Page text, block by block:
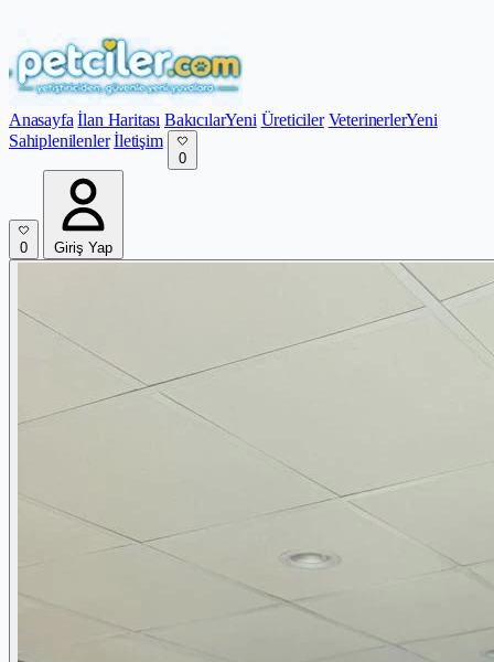
Anasayfa İlan Haritası BakıcılarYeni Üreticiler VeterinerlerYeni
Sahiplenilenler İletişim
0
0 Giriş Yap